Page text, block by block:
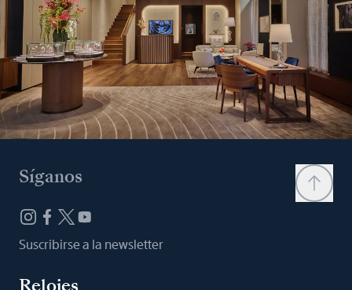
Síganos
Suscribirse a la newsletter